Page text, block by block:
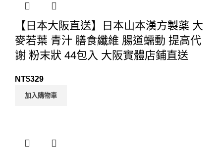
【日本大阪直送】日本山本漢方製薬 大
麥若葉 青汁 膳食纖維 腸道蠕動 提高代
謝 粉末狀 44包入 大阪實體店鋪直送
NT$329
加入購物車